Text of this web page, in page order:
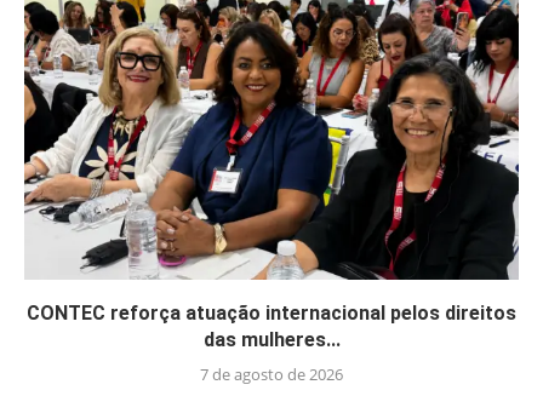
CONTEC reforça atuação internacional pelos direitos
das mulheres...
7 de agosto de 2026